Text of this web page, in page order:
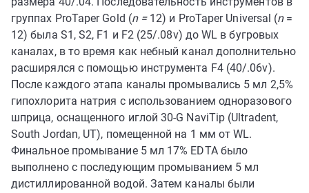
группах ProTaper Gold (n =12) и ProTaper Universal (n =
12) была S1, S2, F1 и F2 (25/.08v) до WL в бугровых
каналах, в то время как небный канал дополнительно
расширялся с помощью инструмента F4 (40/.06v).
После каждого этапа каналы промывались 5 мл 2,5%
гипохлорита натрия с использованием одноразового
шприца, оснащенного иглой 30-G NaviTip (Ultradent,
South Jordan, UT), помещенной на 1 мм от WL.
Финальное промывание 5 мл 17% EDTA было
выполнено с последующим промыванием 5 мл
дистиллированной водой. Затем каналы были